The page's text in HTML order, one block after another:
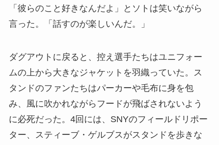
「彼らのこと好きなんだよ」とソトは笑いながら
言った。「話すのが楽しいんだ。」
ダグアウトに戻ると、控え選手たちはユニフォー
ムの上から大きなジャケットを羽織っていた。ス
タンドのファンたちはパーカーや毛布に身を包
み、風に吹かれながらフードが飛ばされないよう
に必死だった。4回には、SNYのフィールドリポー
ター、スティーブ・ゲルブスがスタンドを歩きな